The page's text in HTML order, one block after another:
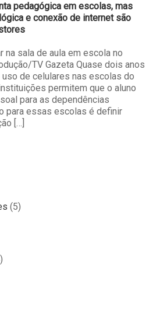
pedagógica em escolas, mas
e conexão de internet são
na sala de aula em escola no
TV Gazeta Quase dois anos
de celulares nas escolas do
permitem que o aluno
para as dependências
para essas escolas é definir
[…]
(5)